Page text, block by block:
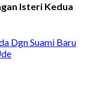
Isteri Kedua